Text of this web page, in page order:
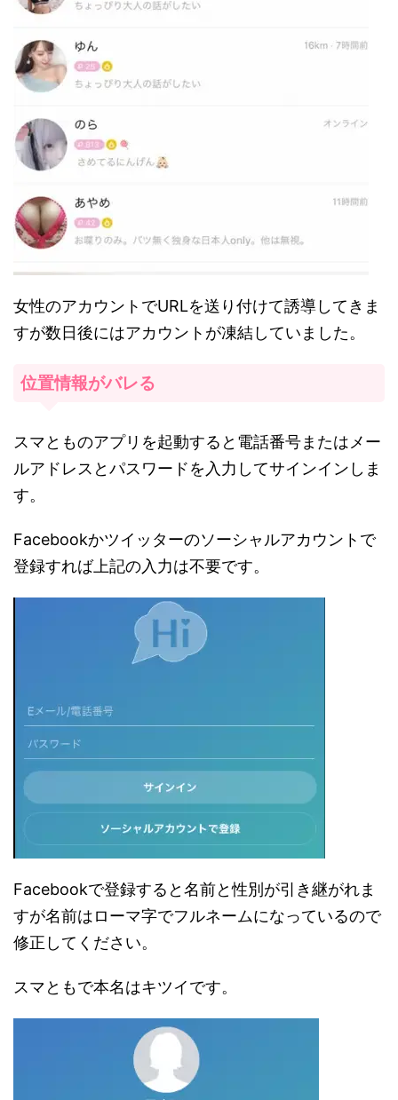
女性のアカウントでURLを送り付けて誘導してきま
すが数日後にはアカウントが凍結していました。
位置情報がバレる
スマとものアプリを起動すると電話番号またはメー
ルアドレスとパスワードを入力してサインインしま
す。
Facebookかツイッターのソーシャルアカウントで
登録すれば上記の入力は不要です。
Facebookで登録すると名前と性別が引き継がれま
すが名前はローマ字でフルネームになっているので
修正してください。
スマともで本名はキツイです。